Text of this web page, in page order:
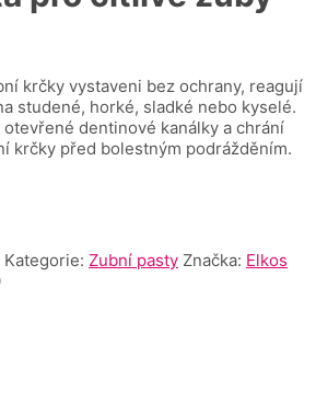
krčky vystaveni bez ochrany, reagují
studené, horké, sladké nebo kyselé.
dentinové kanálky a chrání
krčky před bolestným podrážděním.
Kategorie: Zubní pasty Značka: Elkos